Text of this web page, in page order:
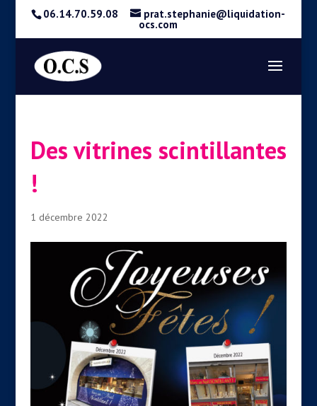
06.14.70.59.08 prat.stephanie@liquidation-
ocs.com
Des vitrines scintillantes
!
1 décembre 2022